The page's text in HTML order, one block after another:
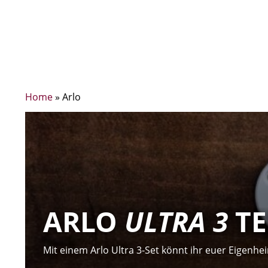
Home» Arlo
ARLO ULTRA 3
Mit einem Arlo Ultra 3-Set könnt ihr euer